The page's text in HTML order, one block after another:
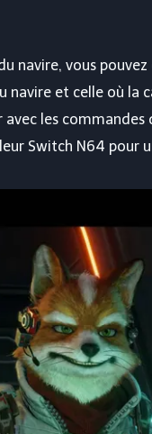
navire, vous
navire et celle où la
avec les
Switch N64 pour